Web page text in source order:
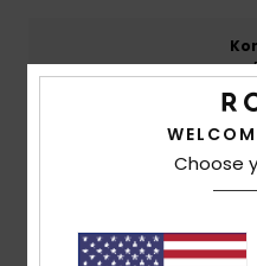
Preis-
Größe
Choose